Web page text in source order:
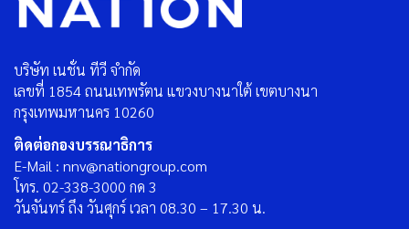
บริษัท เนชั่น ทีวี จำกัด
เลขที่ 1854 ถนนเทพรัตน แขวงบางนาใต้ เขตบางนา
กรุงเทพมหานคร 10260
ติดต่อกองบรรณาธิการ
E-Mail : nnv@nationgroup.com
โทร. 02-338-3000 กด 3
วันจันทร์ ถึง วันศุกร์ เวลา 08.30 – 17.30 น.